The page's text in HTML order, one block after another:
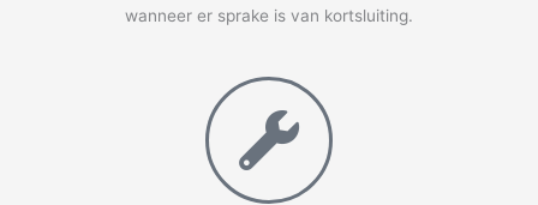
wanneer er sprake is van kortsluiting.